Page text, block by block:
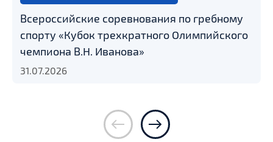
Всероссийские соревнования по гребному
спорту «Кубок трехкратного Олимпийского
чемпиона В.Н. Иванова»
31.07.2026